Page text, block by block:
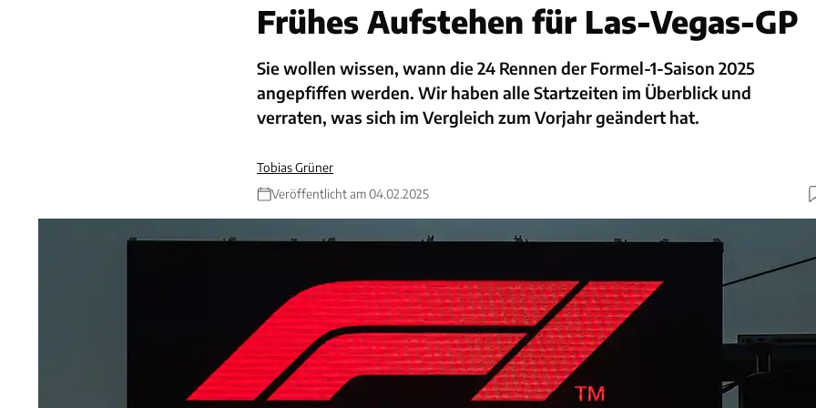
Frühes Aufstehen für Las-Vegas-GP
Sie wollen wissen, wann die 24 Rennen der Formel-1-Saison 2025
angepfiffen werden. Wir haben alle Startzeiten im Überblick und
verraten, was sich im Vergleich zum Vorjahr geändert hat.
Tobias Grüner
Veröffentlicht am 04.02.2025